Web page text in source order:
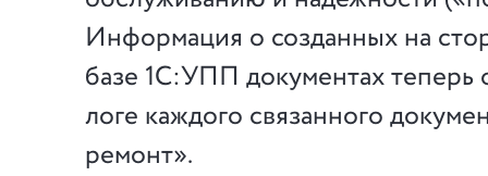
Информация о созданных на
базе 1С:УПП документах теперь
логе каждого связанного
ремонт».